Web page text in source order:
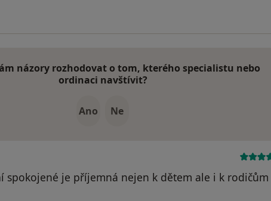
názory rozhodovat o tom, kterého specialistu nebo
ordinaci navštívit?
Ano Ne
spokojené je příjemná nejen k dětem ale i k rodičům